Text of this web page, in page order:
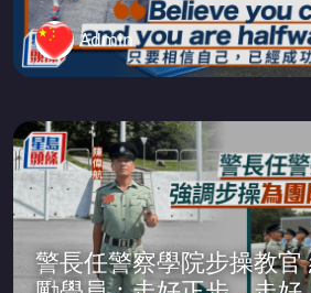
Admin
警長任警察學院步操教